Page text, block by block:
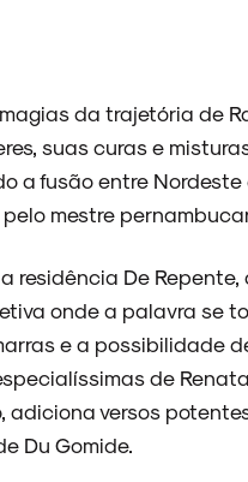
da trajetória de
suas curas e
a fusão entre
mestre
residência De
onde a palavra se
e a possibilidade
de
adiciona versos
Du Gomide.